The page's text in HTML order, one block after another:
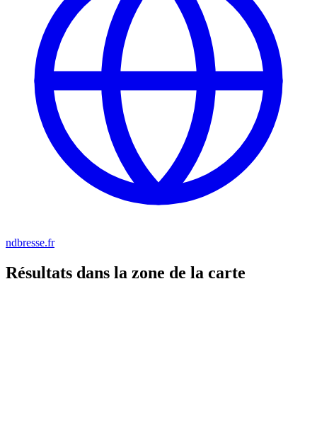
ndbresse.fr
Résultats dans la zone de la carte